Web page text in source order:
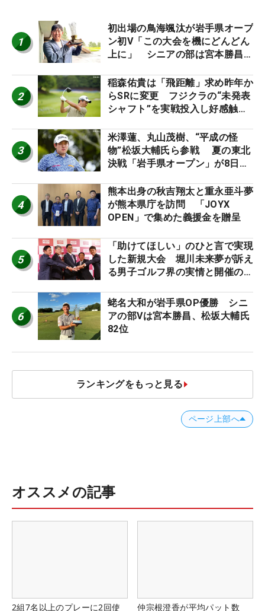
1
初出場の鳥海颯汰が岩手県オープ
ン初V「この大会を機にどんどん
上に」 シニアの部は宮本勝昌が
2
稲森佑貴は「飛距離」求め昨年か
らSRに変更 フジクラの“未発表
シャフト”を実戦投入し好感触
ーのヒトネタ！】
3
米澤蓮、丸山茂樹、“平成の怪
物”松坂大輔氏ら参戦 夏の東北
決戦「岩手県オープン」が8日開
4
熊本出身の秋吉翔太と重永亜斗夢
が熊本県庁を訪問 「JOYX
OPEN」で集めた義援金を贈呈
5
「助けてほしい」のひと言で実現
した新規大会 堀川未来夢が訴え
る男子ゴルフ界の実情と開催の舞
6
蛯名大和が岩手県OP優勝 シニ
アの部Vは宮本勝昌、松坂大輔氏
82位
ランキングをもっと見る
ページ上部へ
オススメの記事
2組7名以上のプレーに2回使 仲宗根澄香が平均パット数